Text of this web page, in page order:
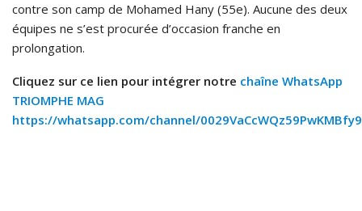
contre son camp de Mohamed Hany (55e). Aucune des deux
équipes ne s’est procurée d’occasion franche en
prolongation.
Cliquez sur ce lien pour intégrer notre chaîne WhatsApp
TRIOMPHE MAG
https://whatsapp.com/channel/